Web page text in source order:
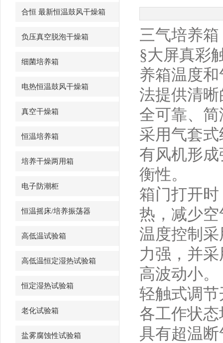
合恒 最新恒温鼓风干燥箱
负压真空脱泡干燥箱
细菌培养箱
电热恒温鼓风干燥箱
真空干燥箱
恒温培养箱
培养干燥两用箱
电子防潮柜
恒温摇床/培养振荡器
高低温试验箱
高低温恒定湿热试验箱
恒定湿热试验箱
老化试验箱
盐雾腐蚀性试验箱
三气培养
§大屏真彩
养箱温度
法提供清
全可靠、
采用气套
有风机形
衡性。
箱门打开
热，减少
温度控制
力强，并
高波动小。
轻触式调
各工作状
具有超温